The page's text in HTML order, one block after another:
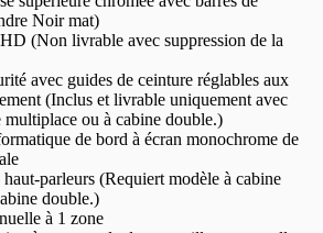
Noir mat)
(Non livrable avec suppression de la
avec guides de ceinture réglables aux
(Inclus et livrable uniquement avec
multiplace ou à cabine double.)
de bord à écran monochrome de
parleurs (Requiert modèle à cabine
double.)
à 1 zone